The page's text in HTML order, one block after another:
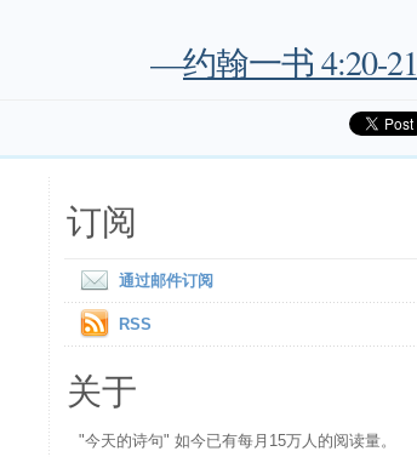
—约翰一书 4:20-21
订阅
通过邮件订阅
RSS
关于
"今天的诗句" 如今已有每月15万人的阅读量。